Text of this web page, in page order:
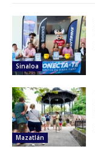
Sinaloa
Mazatlán